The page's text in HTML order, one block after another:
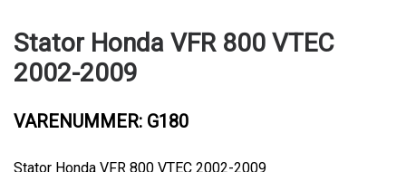
Stator Honda VFR 800 VTEC
2002-2009
VARENUMMER: G180
Stator Honda VFR 800 VTEC 2002-2009